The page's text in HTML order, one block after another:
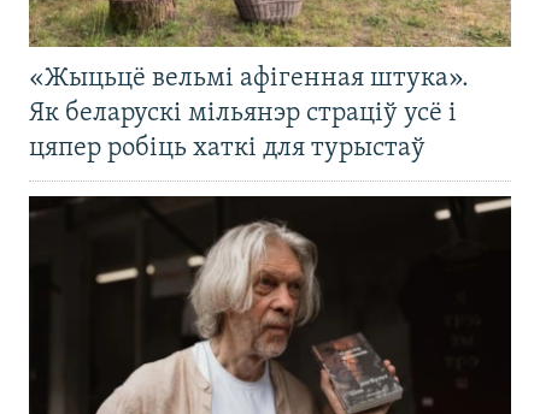
«Жыцьцё вельмі афігенная штука».
Як беларускі мільянэр страціў усё і
цяпер робіць хаткі для турыстаў